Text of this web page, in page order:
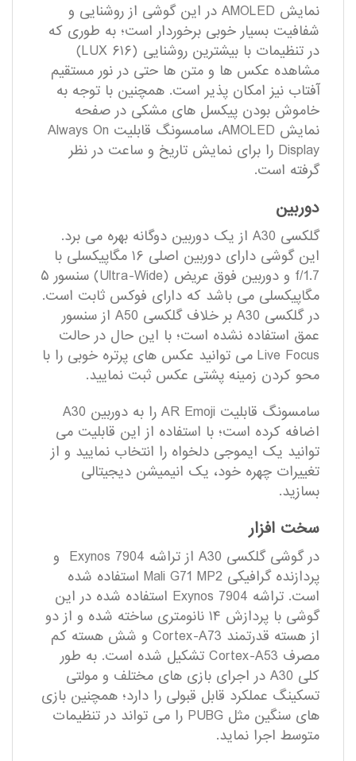
نمایش AMOLED در این گوشی از روشنایی و
شفافیت بسیار خوبی برخوردار است؛ به طوری که
در تنظیمات با بیشترین روشنایی (۶۱۶ LUX)
مشاهده عکس ‎ها و متن‎ ها حتی در نور مستقیم
آفتاب نیز امکان‎ پذیر است. همچنین با توجه به
خاموش بودن پیکسل ‎های مشکی در صفحه
نمایش AMOLED، سامسونگ قابلیت Always On
Display را برای نمایش تاریخ و ساعت در نظر
گرفته است.
دوربین
گلکسی A30 از یک دوربین دوگانه بهره می برد.
این گوشی دارای دوربین اصلی ۱۶ مگاپیکسلی با
f/1.7 و دوربین فوق عریض (Ultra-Wide) سنسور ۵
مگاپیکسلی می باشد که دارای فوکس ثابت است.
در گلکسی A30 بر خلاف گلکسی A50 از سنسور
عمق استفاده نشده است؛ با این حال در حالت
Live Focus می توانید عکس های پرتره خوبی را با
محو کردن زمینه پشتی عکس ثبت نمایید.
سامسونگ قابلیت AR Emoji را به دوربین A30
اضافه کرده است؛ با استفاده از این قابلیت می
‎توانید یک ایموجی دلخواه را انتخاب نمایید و از
تغییرات چهره خود، یک انیمیشن دیجیتالی
بسازید.
سخت افزار
در گوشی گلکسی A30 از تراشه Exynos 7904 و
پردازنده گرافیکی Mali G71 MP2 استفاده شده
است. تراشه Exynos 7904 استفاده شده در این
گوشی با پردازش ۱۴ نانومتری ساخته شده و از دو
از هسته قدرتمند Cortex-A73 و شش هسته کم
مصرف Cortex-A53 تشکیل شده است. به طور
کلی A30 در اجرای بازی‎ های مختلف و مولتی
تسکینگ عملکرد قابل قبولی را دارد؛ همچنین بازی
های سنگین مثل PUBG را می تواند در تنظیمات
متوسط اجرا نماید.